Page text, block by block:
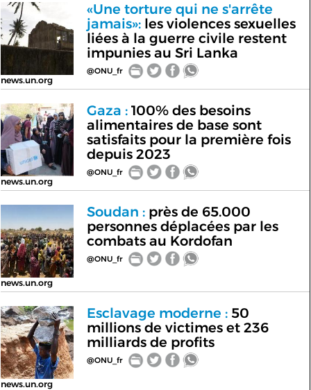
news.un.org
«Une torture qui ne s'arrête
jamais»:les violences sexuelles
liées à la guerre civile restent
impunies au Sri Lanka
@ONU_fr
news.un.org
Gaza :100% des besoins
alimentaires de base sont
satisfaits pour la première fois
depuis 2023
@ONU_fr
news.un.org
Soudan :près de 65.000
personnes déplacées par les
combats au Kordofan
@ONU_fr
news.un.org
Esclavage moderne :50
millions de victimes et 236
milliards de profits
@ONU_fr